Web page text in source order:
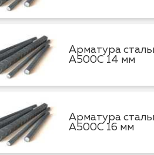
Арматура
А500С 14 мм
Арматура
А500С 16 мм